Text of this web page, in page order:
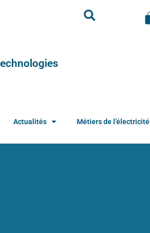
Actualités Métiers de l’électricité